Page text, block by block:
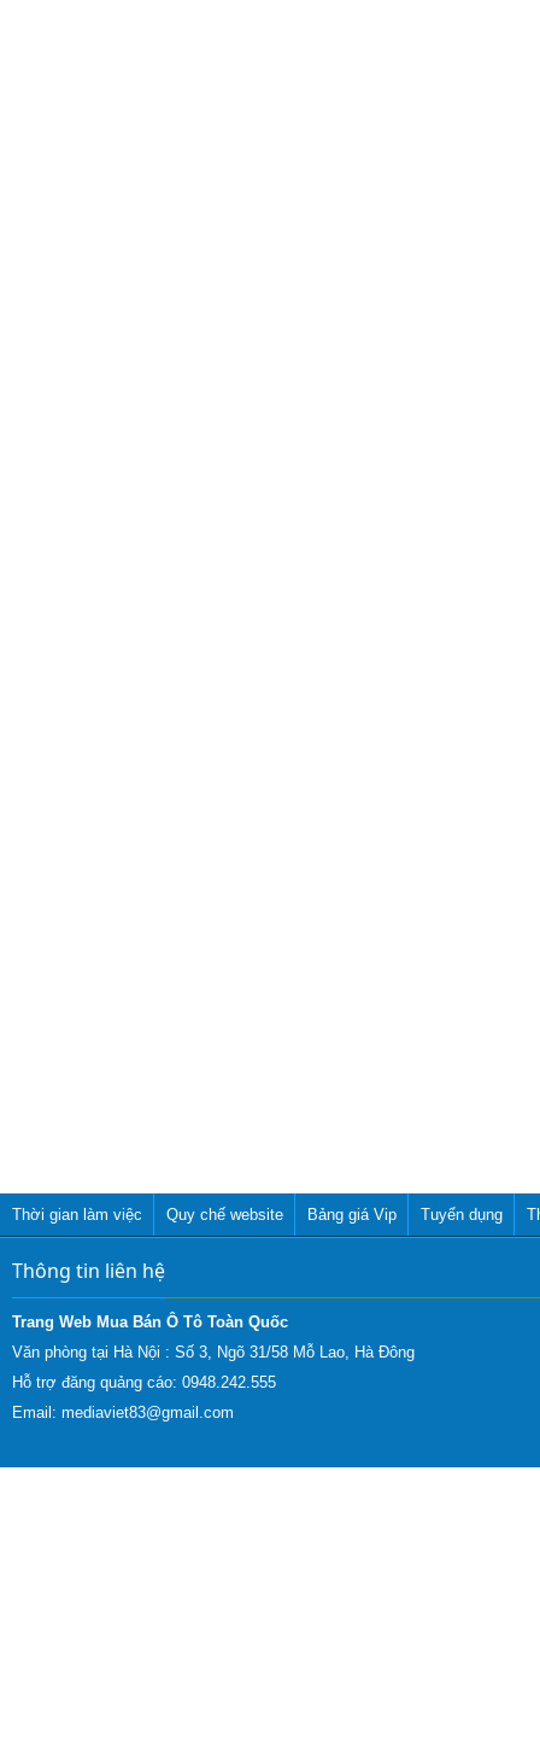
Thời gian làm việc Quy chế website Bảng giá Vip Tuyển dụng
Thông tin liên hệ
Trang Web Mua Bán Ô Tô Toàn Quốc
Văn phòng tại Hà Nội : Số 3, Ngõ 31/58 Mỗ Lao, Hà Đông
Hỗ trợ đăng quảng cáo: 0948.242.555
Email: mediaviet83@gmail.com